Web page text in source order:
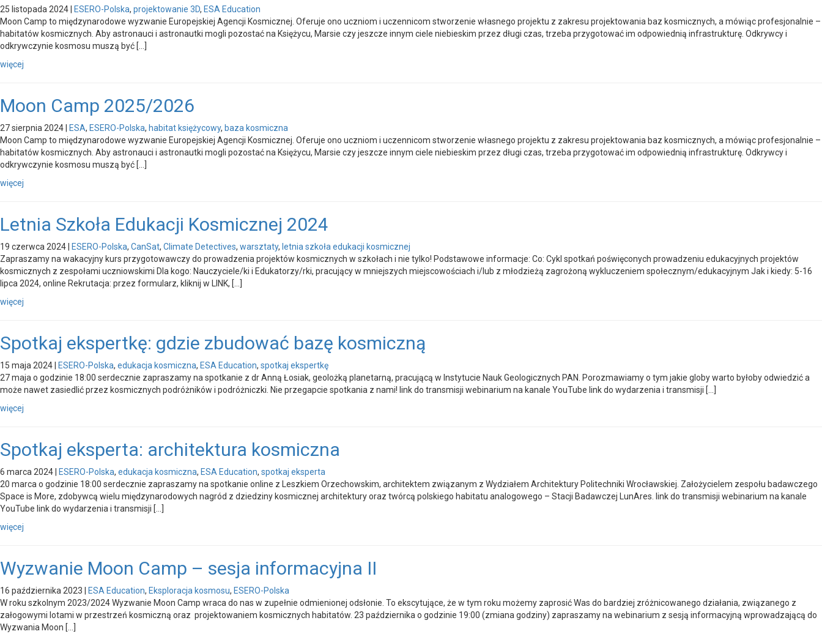
25 listopada 2024| ESERO-Polska, projektowanie 3D, ESA Education
Moon Camp to międzynarodowe wyzwanie Europejskiej Agencji Kosmicznej. Oferuje ono uczniom i uczennicom stworzenie własnego projektu z zakresu projektowania baz kosmicznych, a mówiąc profesjonalnie –
habitatów kosmicznych. Aby astronauci i astronautki mogli pozostać na Księżycu, Marsie czy jeszcze innym ciele niebieskim przez długi czas, trzeba przygotować im odpowiednią infrastrukturę. Odkrywcy i
odkrywczynie kosmosu muszą być […]
więcej
Moon Camp 2025/2026
27 sierpnia 2024| ESA, ESERO-Polska, habitat księżycowy, baza kosmiczna
Moon Camp to międzynarodowe wyzwanie Europejskiej Agencji Kosmicznej. Oferuje ono uczniom i uczennicom stworzenie własnego projektu z zakresu projektowania baz kosmicznych, a mówiąc profesjonalnie –
habitatów kosmicznych. Aby astronauci i astronautki mogli pozostać na Księżycu, Marsie czy jeszcze innym ciele niebieskim przez długi czas, trzeba przygotować im odpowiednią infrastrukturę. Odkrywcy i
odkrywczynie kosmosu muszą być […]
więcej
Letnia Szkoła Edukacji Kosmicznej 2024
19 czerwca 2024| ESERO-Polska, CanSat, Climate Detectives, warsztaty, letnia szkoła edukacji kosmicznej
Zapraszamy na wakacyjny kurs przygotowawczy do prowadzenia projektów kosmicznych w szkołach i nie tylko! Podstawowe informacje: Co: Cykl spotkań poświęconych prowadzeniu edukacyjnych projektów
kosmicznych z zespołami uczniowskimi Dla kogo: Nauczyciele/ki i Edukatorzy/rki, pracujący w mniejszych miejscowościach i/lub z młodzieżą zagrożoną wykluczeniem społecznym/edukacyjnym Jak i kiedy: 5-16
lipca 2024, online Rekrutacja: przez formularz, kliknij w LINK, […]
więcej
Spotkaj ekspertkę: gdzie zbudować bazę kosmiczną
15 maja 2024| ESERO-Polska, edukacja kosmiczna, ESA Education, spotkaj ekspertkę
27 maja o godzinie 18:00 serdecznie zapraszamy na spotkanie z dr Anną Łosiak, geolożką planetarną, pracującą w Instytucie Nauk Geologicznych PAN. Porozmawiamy o tym jakie globy warto byłoby odwiedzić a
może nawet zasiedlić przez kosmicznych podróżników i podróżniczki. Nie przegapcie spotkania z nami! link do transmisji webinarium na kanale YouTube link do wydarzenia i transmisji […]
więcej
Spotkaj eksperta: architektura kosmiczna
6 marca 2024| ESERO-Polska, edukacja kosmiczna, ESA Education, spotkaj eksperta
20 marca o godzinie 18:00 serdecznie zapraszamy na spotkanie online z Leszkiem Orzechowskim, architektem związanym z Wydziałem Architektury Politechniki Wrocławskiej. Założycielem zespołu badawczego
Space is More, zdobywcą wielu międzynarodowych nagród z dziedziny kosmicznej architektury oraz twórcą polskiego habitatu analogowego – Stacji Badawczej LunAres. link do transmisji webinarium na kanale
YouTube link do wydarzenia i transmisji […]
więcej
Wyzwanie Moon Camp – sesja informacyjna II
16 października 2023 | ESA Education, Eksploracja kosmosu, ESERO-Polska
W roku szkolnym 2023/2024 Wyzwanie Moon Camp wraca do nas w zupełnie odmienionej odsłonie. To ekscytujące, że w tym roku możemy zaprosić Was do bardziej zróżnicowanego działania, związanego z
załogowymi lotami w przestrzeń kosmiczną oraz projektowaniem kosmicznych habitatów. 23 października o godzinie 19:00 (zmiana godziny) zapraszamy na webinarium z sesją informacyjną wprowadzającą do
Wyzwania Moon […]